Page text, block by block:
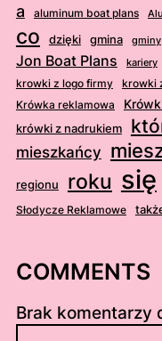
a aluminum boat plans
co dzięki gmina gminy
Jon Boat Plans kariery
krowki z logo firmy
krowki
Krówka reklamowa
krówki z nadrukiem
mieszkańcy
regionu roku się
Słodycze Reklamowe
COMMENTS
Brak komentarzy